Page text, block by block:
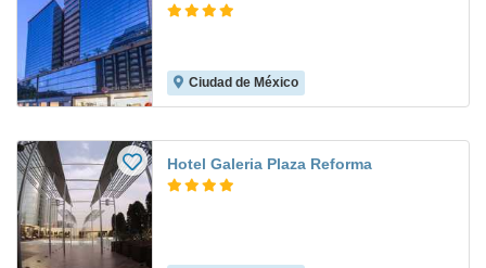
Ciudad de México
Hotel Galeria Plaza Reforma